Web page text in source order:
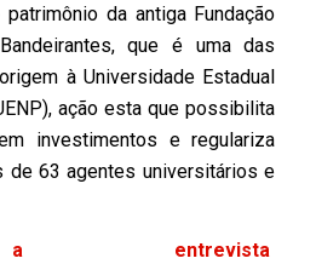
da antiga Fundação
que é uma das
à Universidade Estadual
ação esta que possibilita
investimentos e regulariza
de 63 agentes universitários e
entrevista